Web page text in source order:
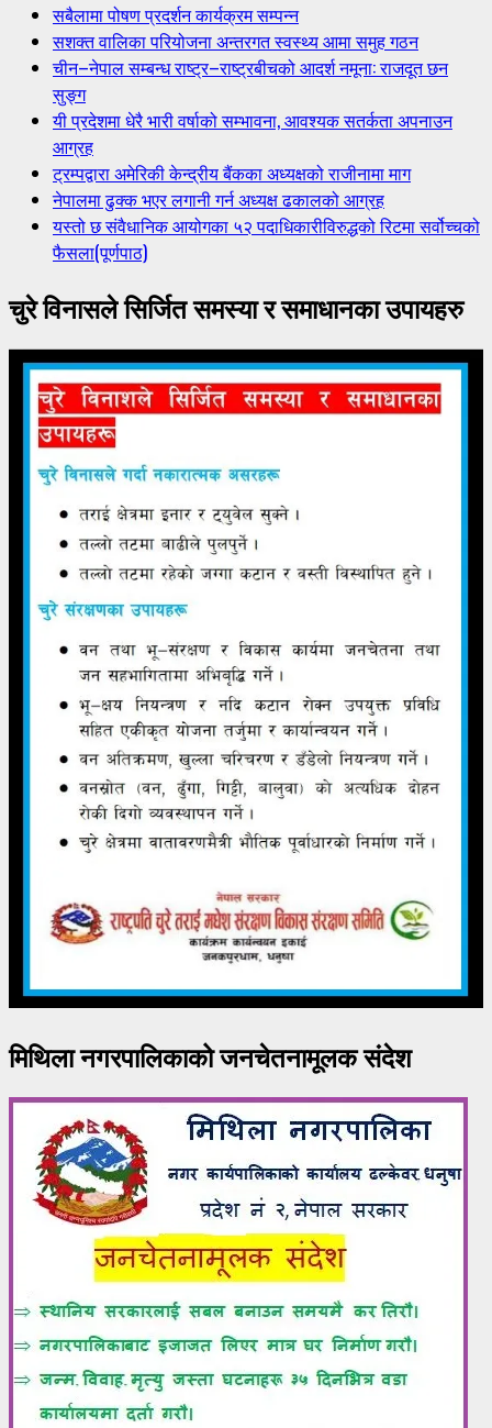
सबैलामा पोषण प्रदर्शन कार्यक्रम सम्पन्न
सशक्त वालिका परियोजना अन्तरगत स्वस्थ्य आमा समुह गठन
चीन–नेपाल सम्बन्ध राष्ट्र–राष्ट्रबीचको आदर्श नमूना: राजदूत छन
सुङ्ग
यी प्रदेशमा धेरै भारी वर्षाको सम्भावना, आवश्यक सतर्कता अपनाउन
आग्रह
ट्रम्पद्वारा अमेरिकी केन्द्रीय बैंकका अध्यक्षको राजीनामा माग
नेपालमा ढुक्क भएर लगानी गर्न अध्यक्ष ढकालको आग्रह
यस्तो छ संवैधानिक आयोगका ५२ पदाधिकारीविरुद्धको रिटमा सर्वोच्चको
फैसला(पूर्णपाठ)
चुरे विनासले सिर्जित समस्या र समाधानका उपायहरु
मिथिला नगरपालिकाको जनचेतनामूलक संदेश